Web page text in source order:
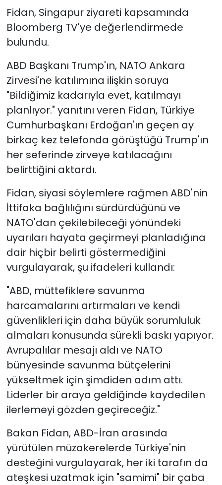
Fidan, Singapur ziyareti kapsamında
Bloomberg TV'ye değerlendirmede
bulundu.
ABD Başkanı Trump'ın, NATO Ankara
Zirvesi'ne katılımına ilişkin soruya
"Bildiğimiz kadarıyla evet, katılmayı
planlıyor." yanıtını veren Fidan, Türkiye
Cumhurbaşkanı Erdoğan'ın geçen ay
birkaç kez telefonda görüştüğü Trump'ın
her seferinde zirveye katılacağını
belirttiğini aktardı.
Fidan, siyasi söylemlere rağmen ABD'nin
İttifaka bağlılığını sürdürdüğünü ve
NATO'dan çekilebileceği yönündeki
uyarıları hayata geçirmeyi planladığına
dair hiçbir belirti göstermediğini
vurgulayarak, şu ifadeleri kullandı:
"ABD, müttefiklere savunma
harcamalarını artırmaları ve kendi
güvenlikleri için daha büyük sorumluluk
almaları konusunda sürekli baskı yapıyor.
Avrupalılar mesajı aldı ve NATO
bünyesinde savunma bütçelerini
yükseltmek için şimdiden adım attı.
Liderler bir araya geldiğinde kaydedilen
ilerlemeyi gözden geçireceğiz."
Bakan Fidan, ABD-İran arasında
yürütülen müzakerelerde Türkiye'nin
desteğini vurgulayarak, her iki tarafın da
ateşkesi uzatmak için "samimi" bir çaba